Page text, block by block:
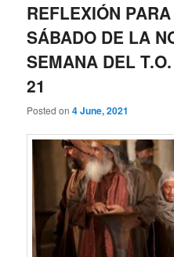
REFLEXIÓN
SÁBADO DE LA
SEMANA DEL
21
Posted on4 June, 2021